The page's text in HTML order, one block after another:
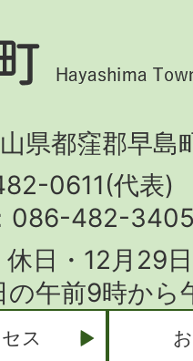
都窪郡早島
0611(代表)
086-482-
日・12月29
の午前9時か
ス